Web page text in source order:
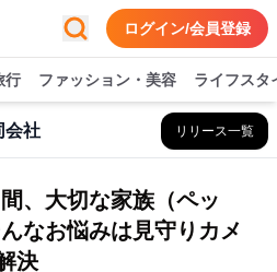
ログイン/会員登録
行 ファッション・美容 ライフスタ
会社 リリース一覧
、大切な家族（ペッ
なお悩みは見守りカメ
決